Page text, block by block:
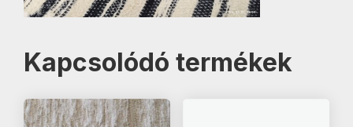
Kapcsolódó termékek